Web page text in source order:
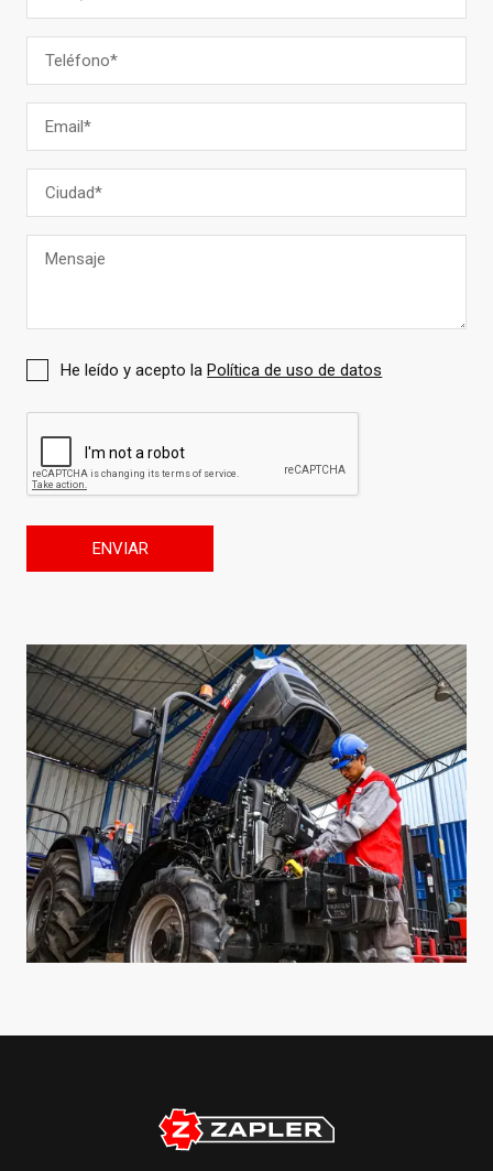
He leído y acepto laPolítica de uso de datos
ENVIAR